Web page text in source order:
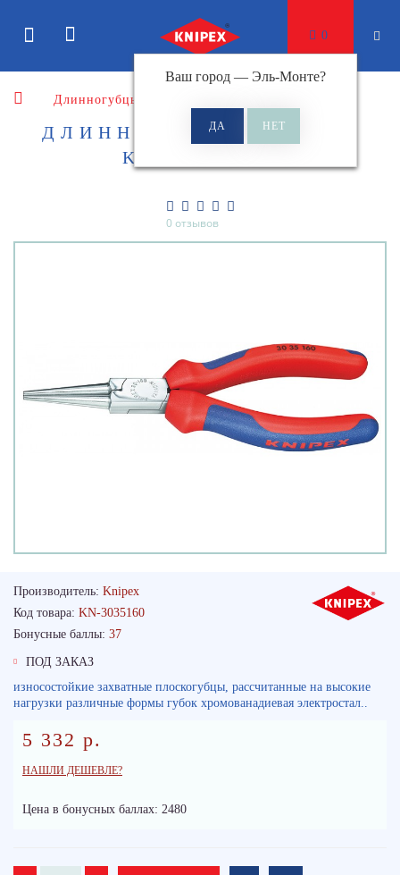
Ваш город — Эль-Монте?
0
Длинногубцы
ДЛИННОГУБЦЫ KNIPEX
KN-3035160
0 отзывов
Производитель: Knipex
Код товара: KN-3035160
Бонусные баллы: 37
ПОД ЗАКАЗ
износостойкие захватные плоскогубцы, рассчитанные на высокие
нагрузки различные формы губок хромованадиевая электростал..
5 332 р.
НАШЛИ ДЕШЕВЛЕ?
Цена в бонусных баллах: 2480